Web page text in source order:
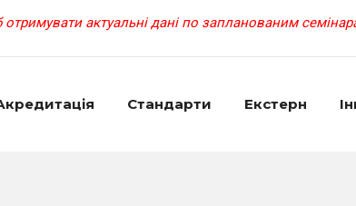
актуальні дані по запланованим
Cтандарти Екстерн